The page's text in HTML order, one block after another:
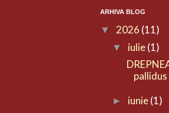
ARHIVA BLOG
▼ 2026 (11)
▼ iulie(1)
pallidus
► iunie(1)